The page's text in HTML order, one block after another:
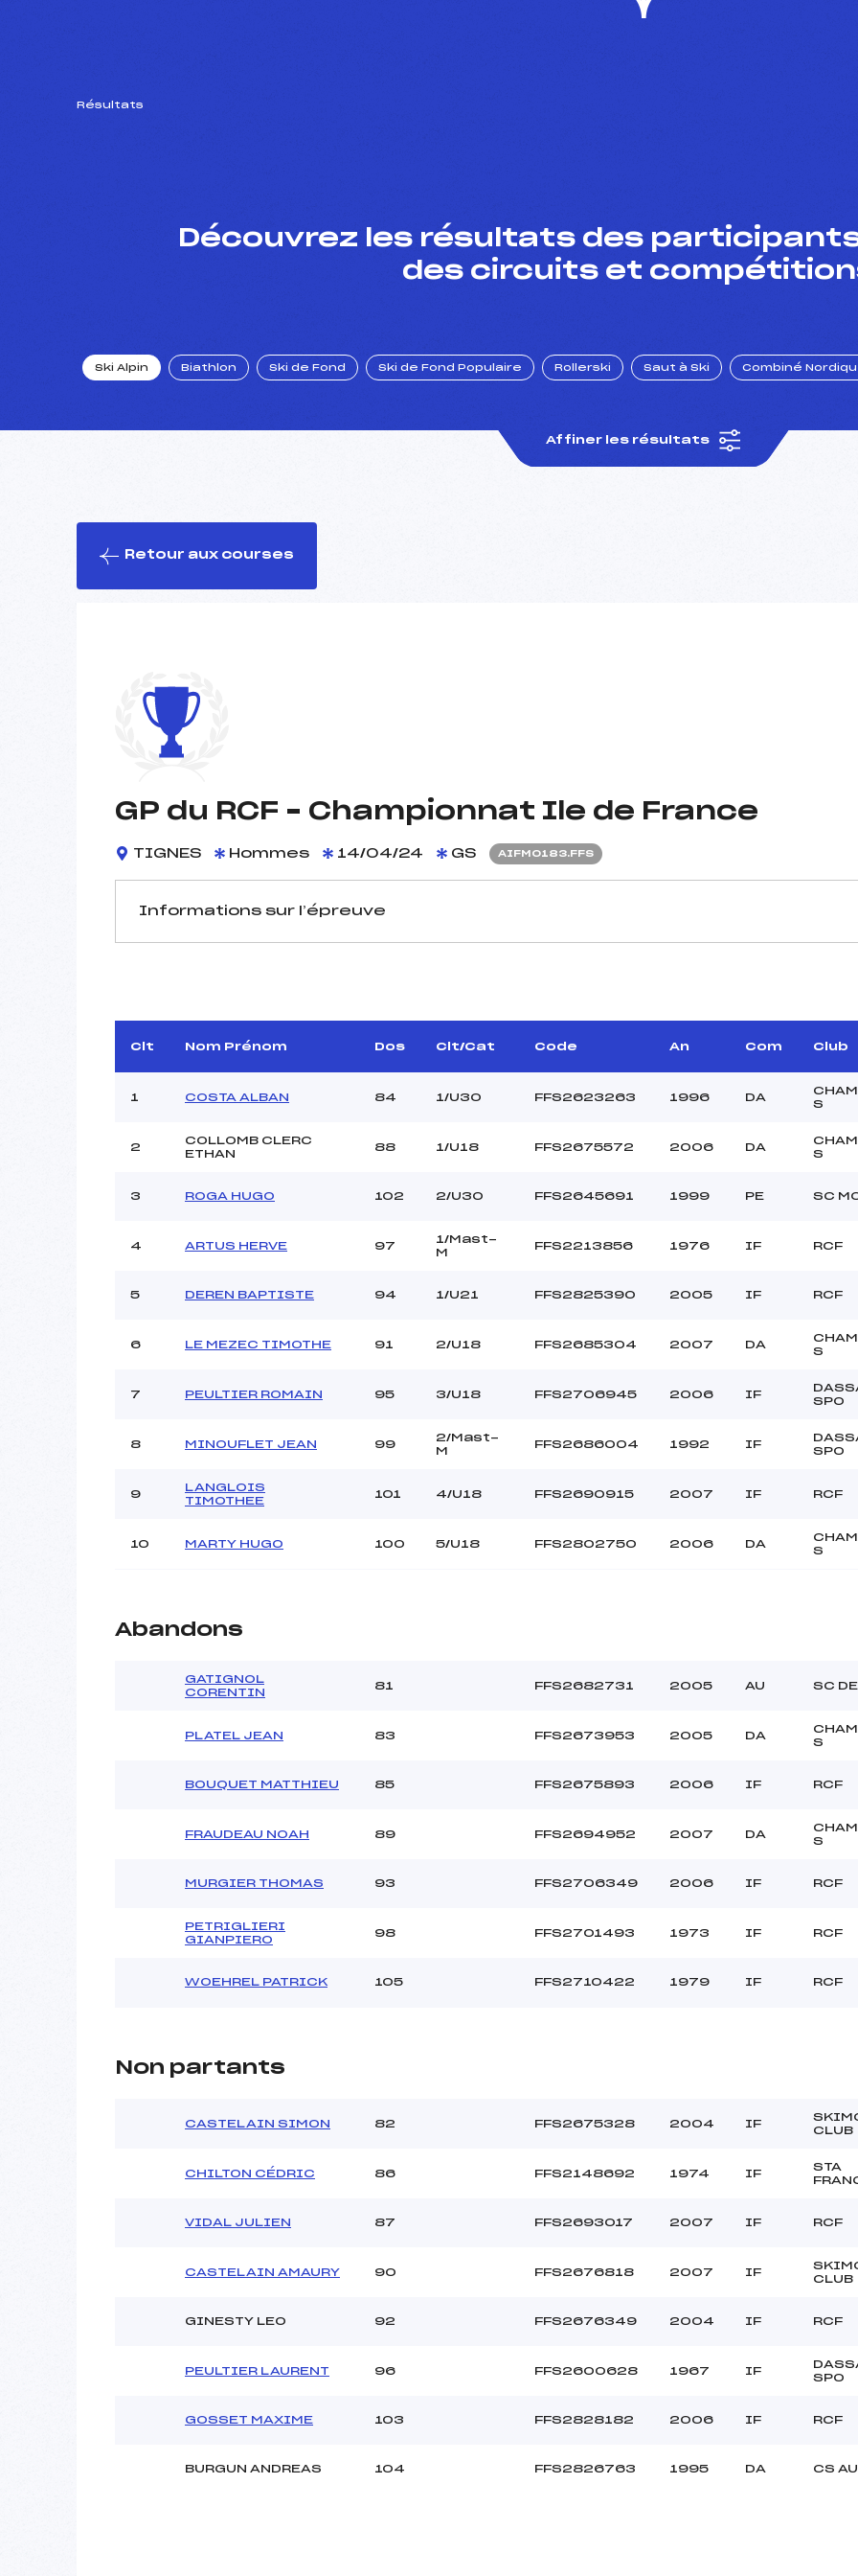
Résultats
Découvrez les résultats des participants
des circuits et
Ski Alpin Biathlon Ski de Fond Ski de Fond Populaire Rollerski Saut à Ski Combiné
Affiner les résultats
Retour aux courses
GP du RCF – Championnat Ile de France
TIGNES Hommes 14/04/24 GS AIFM0183.FFS
Informations sur l’épreuve
Arbitre :
GINESTY ERIC (IF)
Assistant :
Altitude départ :
Altitude arrivée :
MANCHE 1
Heure de départ :
10:00
Ouvreurs A :
GINESTY (IF)
Ouvreurs C :
SAKURAI (SA)
MANCHE 2
Heure de départ :
Ouvreurs A :
Ouvreurs C :
Température départ
Pénalité appliquée :
127.5200
Clt Nom Prénom Dos Clt/Cat Code An Com Club
1 COSTA ALBAN 84 1/U30 FFS2623263 1996 DA
S
2
COLLOMB CLERC
ETHAN
88 1/U18 FFS2675572 2006 DA
S
3 ROGA HUGO 102 2/U30 FFS2645691 1999 PE SC
4 ARTUS HERVE 97
1/Mast-
M
FFS2213856 1976 IF RCF
5 DEREN BAPTISTE 94 1/U21 FFS2825390 2005 IF RCF
6 LE MEZEC TIMOTHE 91 2/U18 FFS2685304 2007 DA
S
7 PEULTIER ROMAIN 95 3/U18 FFS2706945 2006 IF
SPO
8 MINOUFLET JEAN 99
2/Mast-
M
FFS2686004 1992 IF
SPO
9
LANGLOIS
TIMOTHEE
101 4/U18 FFS2690915 2007 IF RCF
10 MARTY HUGO 100 5/U18 FFS2802750 2006 DA
S
Abandons
GATIGNOL
CORENTIN
81 FFS2682731 2005 AU SC
PLATEL JEAN 83 FFS2673953 2005 DA
S
BOUQUET MATTHIEU 85 FFS2675893 2006 IF RCF
FRAUDEAU NOAH 89 FFS2694952 2007 DA
S
MURGIER THOMAS 93 FFS2706349 2006 IF RCF
PETRIGLIERI
GIANPIERO
98 FFS2701493 1973 IF RCF
WOEHREL PATRICK 105 FFS2710422 1979 IF RCF
Non partants
CASTELAIN SIMON 82 FFS2675328 2004 IF
CLUB
CHILTON CÉDRIC 86 FFS2148692 1974 IF
STA
VIDAL JULIEN 87 FFS2693017 2007 IF RCF
CASTELAIN AMAURY 90 FFS2676818 2007 IF
CLUB
GINESTY LEO 92 FFS2676349 2004 IF RCF
PEULTIER LAURENT 96 FFS2600628 1967 IF
SPO
GOSSET MAXIME 103 FFS2828182 2006 IF RCF
BURGUN ANDREAS 104 FFS2826763 1995 DA CS